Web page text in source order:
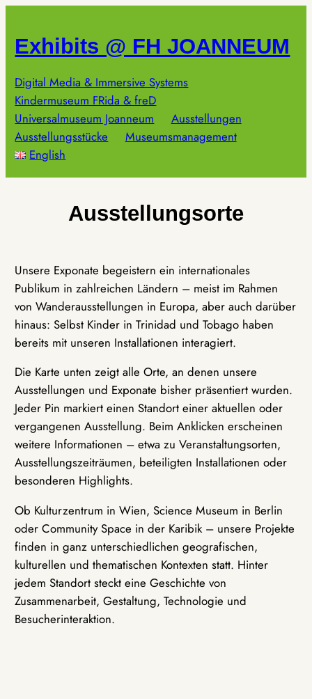
springen
Exhibits @ FH JOANNEUM
Digital Media & Immersive Systems
Kindermuseum FRida & freD
Universalmuseum Joanneum
Ausstellungen
Ausstellungsstücke
Museumsmanagement
English
Ausstellungsorte
Unsere Exponate begeistern ein internationales
Publikum in zahlreichen Ländern – meist im Rahmen
von Wanderausstellungen in Europa, aber auch darüber
hinaus: Selbst Kinder in Trinidad und Tobago haben
bereits mit unseren Installationen interagiert.
Die Karte unten zeigt alle Orte, an denen unsere
Ausstellungen und Exponate bisher präsentiert wurden.
Jeder Pin markiert einen Standort einer aktuellen oder
vergangenen Ausstellung. Beim Anklicken erscheinen
weitere Informationen – etwa zu Veranstaltungsorten,
Ausstellungszeiträumen, beteiligten Installationen oder
besonderen Highlights.
Ob Kulturzentrum in Wien, Science Museum in Berlin
oder Community Space in der Karibik – unsere Projekte
finden in ganz unterschiedlichen geografischen,
kulturellen und thematischen Kontexten statt. Hinter
jedem Standort steckt eine Geschichte von
Zusammenarbeit, Gestaltung, Technologie und
Besucherinteraktion.